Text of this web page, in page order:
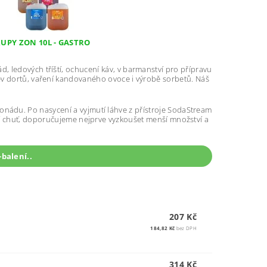
ZON 10L - GASTRO
ledových tříští, ochucení káv, v barmanství pro přípravu
dortů, vaření kandovaného ovoce i výrobě sorbetů. Náš
Po nasycení a vyjmutí láhve z přístroje SodaStream
doporučujeme nejprve vyzkoušet menší množství a
207 Kč
184,82 Kč bez DPH
314 Kč